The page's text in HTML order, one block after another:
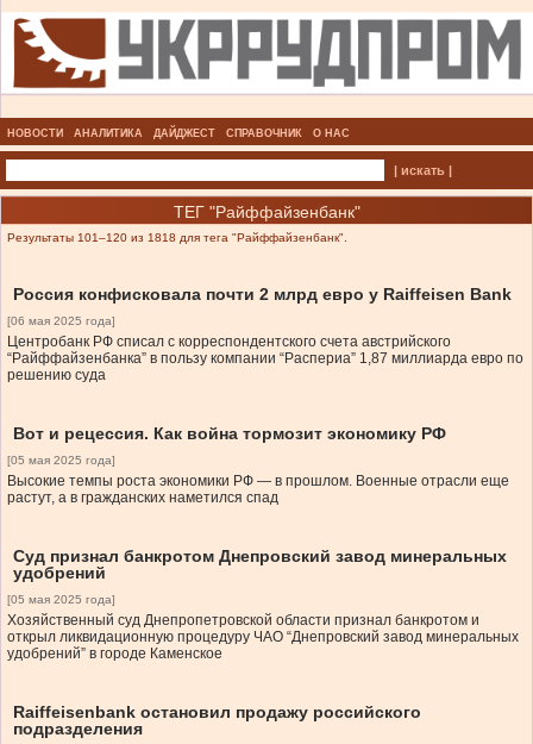
НОВОСТИ АНАЛИТИКА ДАЙДЖЕСТ СПРАВОЧНИК О НАС
| искать |
ТЕГ "Райффайзенбанк"
Результаты 101–120 из 1818 для тега "Райффайзенбанк".
Россия конфисковала почти 2 млрд евро у Raiffeisen Bank
[06 мая 2025 года]
Центробанк РФ списал с корреспондентского счета австрийского
“Райффайзенбанка” в пользу компании “Распериа” 1,87 миллиарда евро по
решению суда
Вот и рецессия. Как война тормозит экономику РФ
[05 мая 2025 года]
Высокие темпы роста экономики РФ — в прошлом. Военные отрасли еще
растут, а в гражданских наметился спад
Суд признал банкротом Днепровский завод минеральных
удобрений
[05 мая 2025 года]
Хозяйственный суд Днепропетровской области признал банкротом и
открыл ликвидационную процедуру ЧАО “Днепровский завод минеральных
удобрений” в городе Каменское
Raiffeisenbank остановил продажу российского
подразделения